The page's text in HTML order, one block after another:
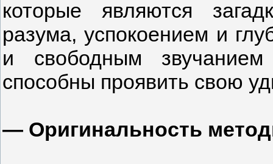
которые являются
разума, успокоением и
и свободным
способны проявить свою
— Оригинальность